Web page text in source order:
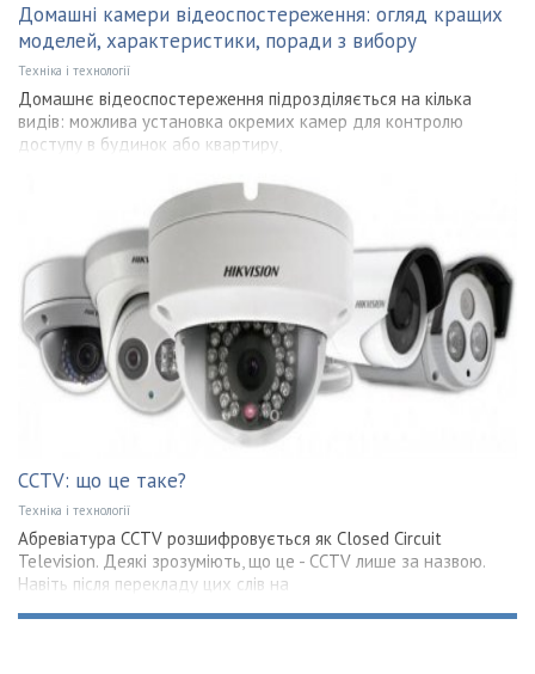
Домашні камери відеоспостереження: огляд кращих
моделей, характеристики, поради з вибору
Техніка і технології
Домашнє відеоспостереження підрозділяється на кілька
видів: можлива установка окремих камер для контролю
доступу в будинок або квартиру,
CCTV: що це таке?
Техніка і технології
Абревіатура CCTV розшифровується як Closed Circuit
Television. Деякі зрозуміють, що це - CCTV лише за назвою.
Навіть після перекладу цих слів на